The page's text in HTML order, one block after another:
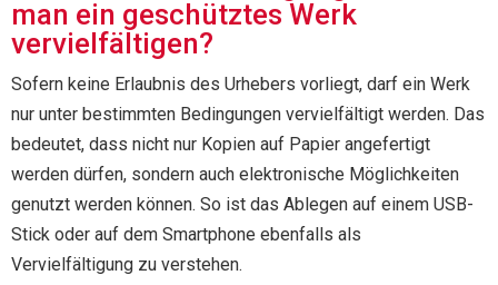
man ein geschütztes Werk
vervielfältigen?
Sofern keine Erlaubnis des Urhebers vorliegt, darf ein Werk
nur unter bestimmten Bedingungen vervielfältigt werden. Das
bedeutet, dass nicht nur Kopien auf Papier angefertigt
werden dürfen, sondern auch elektronische Möglichkeiten
genutzt werden können. So ist das Ablegen auf einem USB-
Stick oder auf dem Smartphone ebenfalls als
Vervielfältigung zu verstehen.